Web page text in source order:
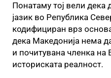
Понатаму тој вели
јазик во Република
кодифициран врз
дека Македонија нема
и почитувана членка на
историската реалност.